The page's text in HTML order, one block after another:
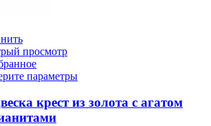
просмотр
параметры
крест из золота с агатом